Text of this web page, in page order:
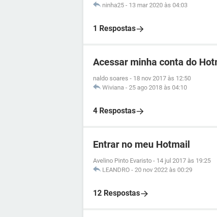
ninha25 - 13 mar 2020 às 04:03
1 Respostas
Acessar minha conta do
naldo soares - 18 nov 2017 às 12:50
Wiviana - 25 ago 2018 às 04:10
4 Respostas
Entrar no meu Hotmail
Avelino Pinto Evaristo - 14 jul 2017 às 19:25
LEANDRO - 20 nov 2022 às 00:29
12 Respostas